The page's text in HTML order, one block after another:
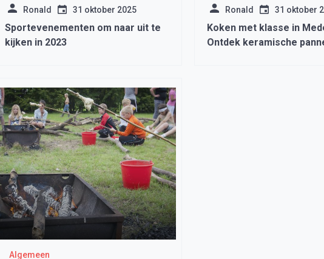
Ronald 31 oktober 2025
Sportevenementen om naar uit te
kijken in 2023
Ronald 31 oktober
Koken met klasse in
Ontdek keramische
Algemeen